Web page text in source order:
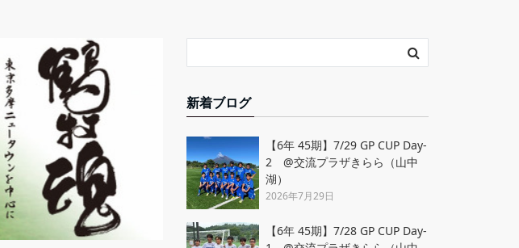
新着ブログ
【6年 45期】7/29 GP CUP Day-
2 @交流プラザきらら（山中
湖）
2026年7月29日
【6年 45期】7/28 GP CUP Day-